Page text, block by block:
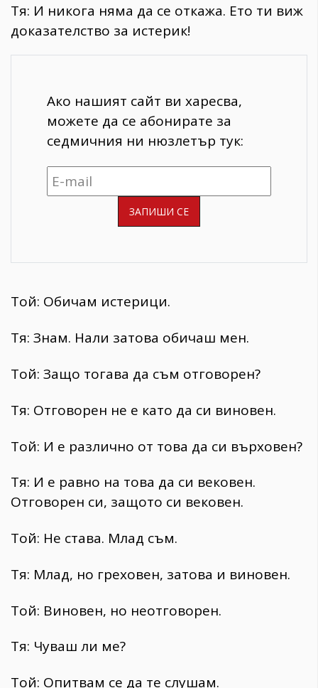
Тя: И никога няма да се откажа. Ето ти виж
доказателство за истерик!
Ако нашият сайт ви харесва,
можете да се абонирате за
седмичния ни нюзлетър тук:
Той: Обичам истерици.
Тя: Знам. Нали затова обичаш мен.
Той: Защо тогава да съм отговорен?
Тя: Отговорен не е като да си виновен.
Той: И е различно от това да си върховен?
Тя: И е равно на това да си вековен.
Отговорен си, защото си вековен.
Той: Не става. Млад съм.
Тя: Млад, но греховен, затова и виновен.
Той: Виновен, но неотговорен.
Тя: Чуваш ли ме?
Той: Опитвам се да те слушам.